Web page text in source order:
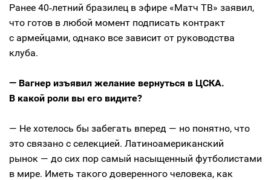
Ранее 40‑летний бразилец в эфире «Матч ТВ» заявил,
что готов в любой момент подписать контракт
с армейцами, однако все зависит от руководства
клуба.
— Вагнер изъявил желание вернуться в ЦСКА.
В какой роли вы его видите?
— Не хотелось бы забегать вперед — но понятно, что
это связано с селекцией. Латиноамериканский
рынок — до сих пор самый насыщенный футболистами
в мире. Иметь такого доверенного человека, как